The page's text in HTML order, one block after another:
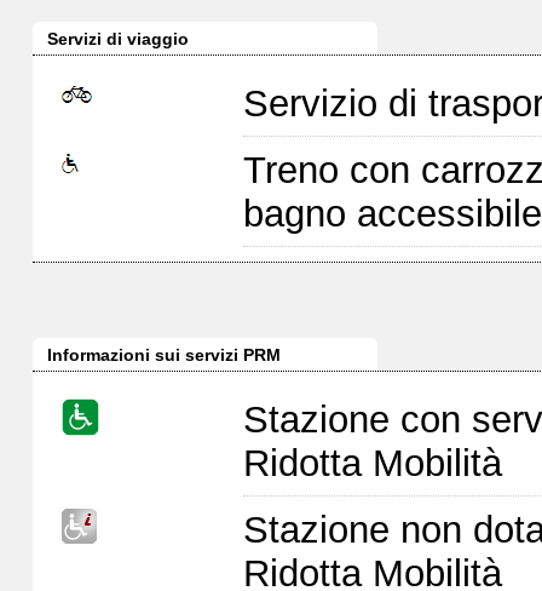
Servizi di viaggio
Servizio di
Treno con
bagno
Informazioni sui servizi PRM
Stazione con
Ridotta Mobilità
Stazione non
Ridotta Mobilità